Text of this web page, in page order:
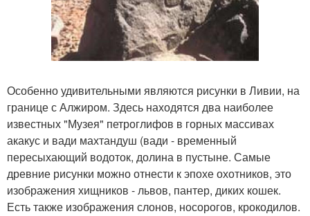
Особенно удивительными являются рисунки в Ливии, на
границе с Алжиром. Здесь находятся два наиболее
известных "Музея" петроглифов в горных массивах
акакус и вади махтандуш (вади - временный
пересыхающий водоток, долина в пустыне. Самые
древние рисунки можно отнести к эпохе охотников, это
изображения хищников - львов, пантер, диких кошек.
Есть также изображения слонов, носорогов, крокодилов.